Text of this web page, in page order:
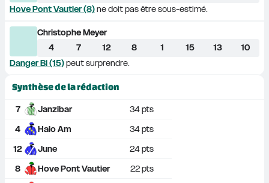
Hove Pont Vautier (8) ne doit pas être sous-estimé.
Christophe Meyer
4
7 12 8 1 15 13
10
Danger Bi (15) peut surprendre.
Synthèse de la rédaction
7 Janzibar 34 pts
4
Halo Am 34 pts
12
June 24 pts
8
Hove Pont Vautier 22 pts